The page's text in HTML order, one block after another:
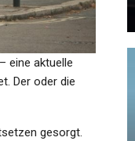
eine aktuelle
Der oder die
gesorgt.
2026